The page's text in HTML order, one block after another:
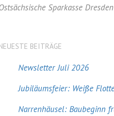
Sparkasse Dresden
BEITRÄGE
Newsletter Juli 2026
Jubiläumsfeier: Weiße
Narrenhäusel: Baubeginn